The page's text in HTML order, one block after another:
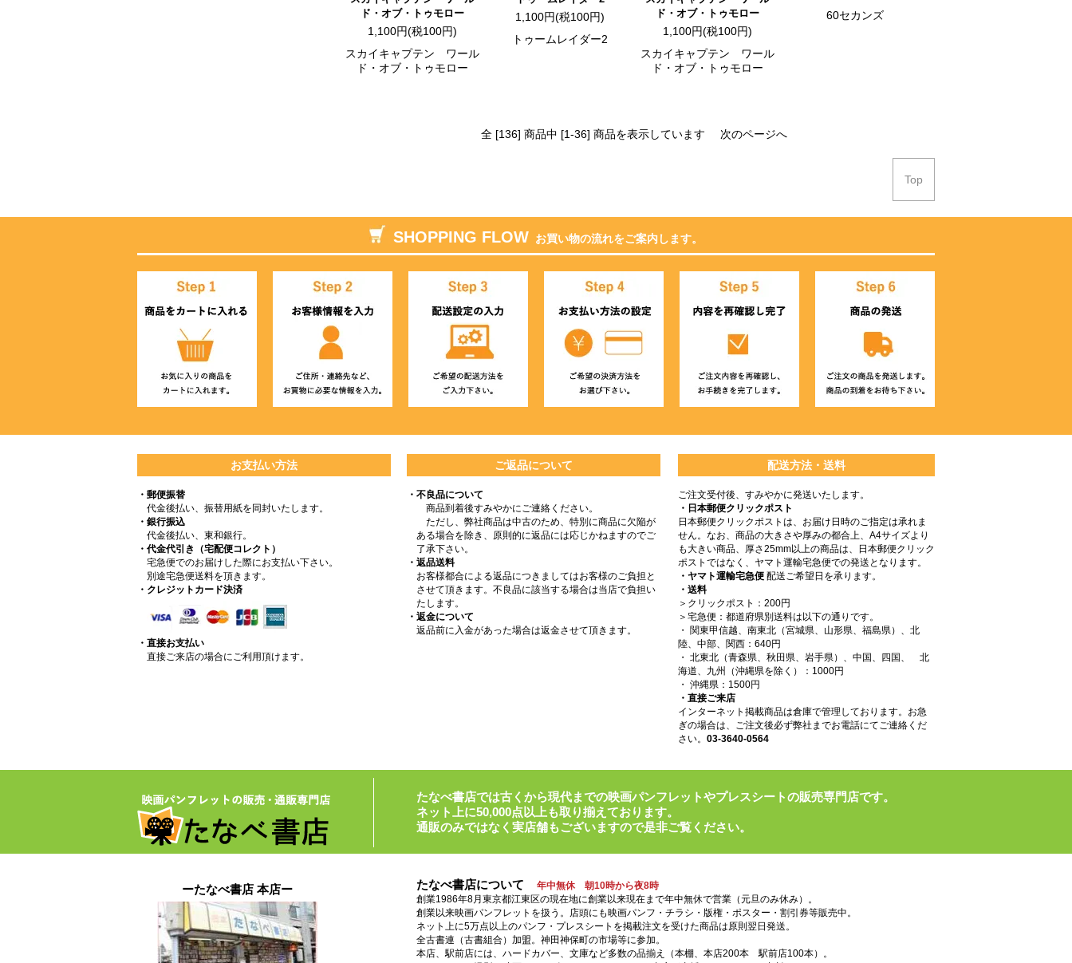
ド・オブ・トゥモロー
1,100円(税100円)
スカイキャプテン ワール
ド・オブ・トゥモロー
1,100円(税100円)
トゥームレイダー2
ド・オブ・トゥモロー
1,100円(税100円)
スカイキャプテン ワール
ド・オブ・トゥモロー
60セカンズ
全 [136] 商品中 [1-36] 商品を表示しています 次のページへ
Top
SHOPPING FLOW お買い物の流れをご案内します。
お支払い方法
・郵便振替
代金後払い、振替用紙を同封いたします。
・銀行振込
代金後払い、東和銀行。
・代金代引き（宅配便コレクト）
宅急便でのお届けした際にお支払い下さい。
別途宅急便送料を頂きます。
・クレジットカード決済
・直接お支払い
直接ご来店の場合にご利用頂けます。
ご返品について
・不良品について
商品到着後すみやかにご連絡ください。
ただし、弊社商品は中古のため、特別に商品に欠陥が
ある場合を除き、原則的に返品には応じかねますのでご
了承下さい。
・返品送料
お客様都合による返品につきましてはお客様のご負担と
させて頂きます。不良品に該当する場合は当店で負担い
たします。
・返金について
返品前に入金があった場合は返金させて頂きます。
配送方法・送料
ご注文受付後、すみやかに発送いたします。
・日本郵便クリックポスト
日本郵便クリックポストは、お届け日時のご指定は承れま
せん。なお、商品の大きさや厚みの都合上、A4サイズより
も大きい商品、厚さ25mm以上の商品は、日本郵便クリック
ポストではなく、ヤマト運輸宅急便での発送となります。
・ヤマト運輸宅急便 配送ご希望日を承ります。
・送料
＞クリックポスト：200円
＞宅急便：都道府県別送料は以下の通りです。
・ 関東甲信越、南東北（宮城県、山形県、福島県）、北
陸、中部、関西：640円
・ 北東北（青森県、秋田県、岩手県）、中国、四国、 北
海道、九州（沖縄県を除く）：1000円
・ 沖縄県：1500円
・直接ご来店
インターネット掲載商品は倉庫で管理しております。お急
ぎの場合は、ご注文後必ず弊社までお電話にてご連絡くだ
さい。 03-3640-0564
たなべ書店では古くから現代までの映画パンフレットやプレスシートの販売専門店です。
ネット上に50,000点以上も取り揃えております。
通販のみではなく実店舗もございますので是非ご覧ください。
ーたなべ書店 本店ー たなべ書店について
年中無休 朝10時から夜8時
創業1986年8月東京都江東区の現在地に創業以来現在まで年中無休で営業（元旦のみ休み）。
創業以来映画パンフレットを扱う。店頭にも映画パンフ・チラシ・版権・ポスター・割引券等販売中。
ネット上に5万点以上のパンフ・プレスシートを掲載注文を受けた商品は原則翌日発送。
全古書連（古書組合）加盟。神田神保町の市場等に参加。
本店、駅前店には、ハードカバー、文庫など多数の品揃え（本棚、本店200本 駅前店100本）。